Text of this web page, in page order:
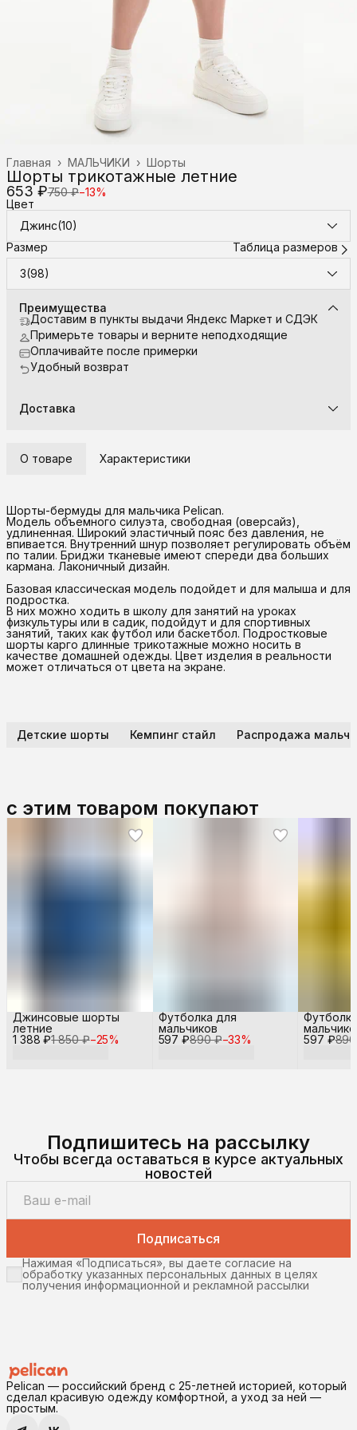
Шорты
МАЛЬЧИКИ ›
Главная ›
Шорты трикотажные летние
653 ₽750 ₽−13%
Цвет
Джинс(10)
Размер
Таблица размеров
3(98)
Преимущества
Доставим в пункты выдачи Яндекс Маркет и СДЭК
Примерьте товары и верните неподходящие
Оплачивайте после примерки
Удобный возврат
Доставка
О товаре Характеристики
Шорты-бермуды для мальчика Pelican.
Модель объемного силуэта, свободная (оверсайз),
удлиненная. Широкий эластичный пояс без давления, не
впивается. Внутренний шнур позволяет регулировать объём
по талии. Бриджи тканевые имеют спереди два больших
кармана. Лаконичный дизайн.
Базовая классическая модель подойдет и для малыша и для
подростка.
В них можно ходить в школу для занятий на уроках
физкультуры или в садик, подойдут и для спортивных
занятий, таких как футбол или баскетбол. Подростковые
шорты карго длинные трикотажные можно носить в
качестве домашней одежды. Цвет изделия в реальности
может отличаться от цвета на экране.
Детские шорты Кемпинг стайл Распродажа
с этим товаром покупают
1 388 ₽1 850 ₽−25%
Джинсовые шорты
летние
597 ₽890 ₽−33%
Футболка для
мальчиков
597 ₽
Подпишитесь на рассылку
Чтобы всегда оставаться в курсе актуальных
новостей
Подписаться
Нажимая «Подписаться», вы даете согласие на
обработку указанных персональных данных в целях
получения информационной и рекламной рассылки
Pelican — российский бренд с 25-летней историей, который
сделал красивую одежду комфортной, а уход за ней —
простым.